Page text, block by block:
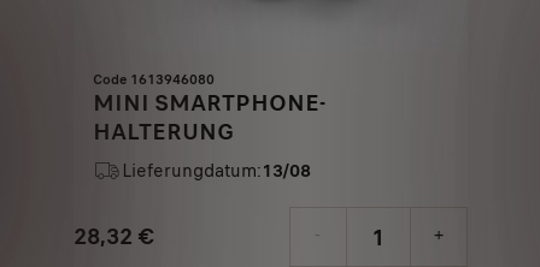
Code 1613946080
MINI SMARTPHONE-
HALTERUNG
Lieferungdatum:13/08
28,32 € - +